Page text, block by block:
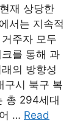
재 상당한
서는 지속적
주자 모두
를 통해 과
의 방향성
구시 북구 복
총 294세대
… Read